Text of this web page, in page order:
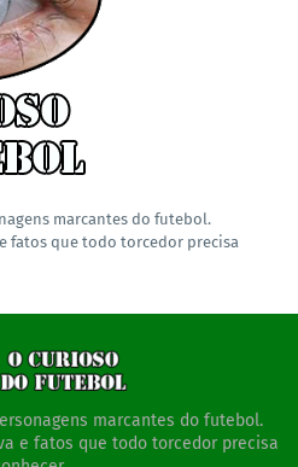
marcantes do futebol.
fatos que todo torcedor precisa
marcantes do futebol.
e fatos que todo torcedor precisa